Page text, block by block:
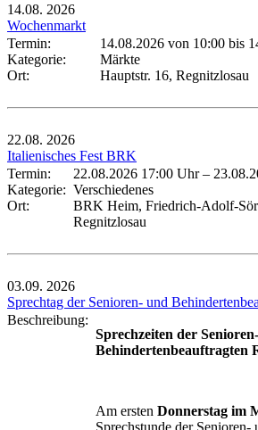
14.08. 2026
Wochenmarkt
Termin:
14.08.2026 von 10:00 bis
Kategorie:
Märkte
Ort:
Hauptstr. 16, Regnitzlosau
22.08. 2026
Italienisches Fest BRK
Termin:
22.08.2026 17:00 Uhr–
Kategorie: Verschiedenes
Ort:
BRK Heim, Friedrich-Adolf-
Regnitzlosau
03.09. 2026
Sprechtag der Senioren- und
Beschreibung:
Sprechzeiten der
Behindertenbeauftragten
Am ersten Donnerstag im
Sprechstunde der Senioren-